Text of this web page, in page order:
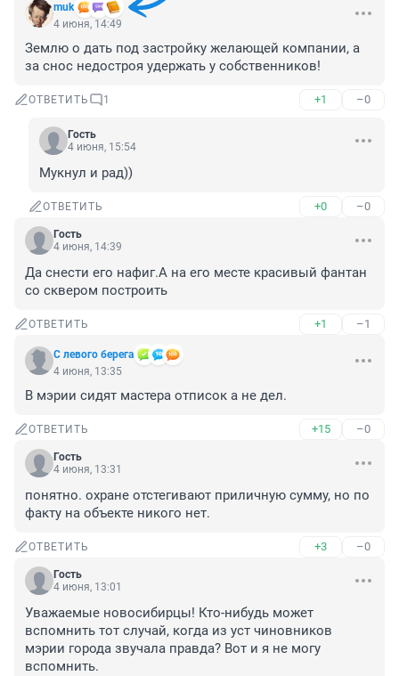
muk
4 июня, 14:49
Землю о дать под застройку желающей компании, а
за снос недостроя удержать у собственников!
ОТВЕТИТЬ 1 +1 –0
Гость
4 июня, 15:54
Мукнул и рад))
ОТВЕТИТЬ +0 –0
Гость
4 июня, 14:39
Да снести его нафиг.А на его месте красивый фантан
со сквером построить
ОТВЕТИТЬ +1 –1
С левого берега
4 июня, 13:35
В мэрии сидят мастера отписок а не дел.
ОТВЕТИТЬ +15 –0
Гость
4 июня, 13:31
понятно. охране отстегивают приличную сумму, но по
факту на объекте никого нет.
ОТВЕТИТЬ +3 –0
Гость
4 июня, 13:01
Уважаемые новосибирцы! Кто-нибудь может
вспомнить тот случай, когда из уст чиновников
мэрии города звучала правда? Вот и я не могу
вспомнить.